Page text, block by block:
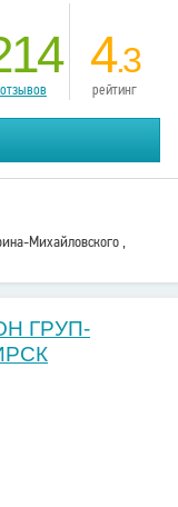
отзывов
4.3
рейтинг
Михайловского ,
ГРУП-